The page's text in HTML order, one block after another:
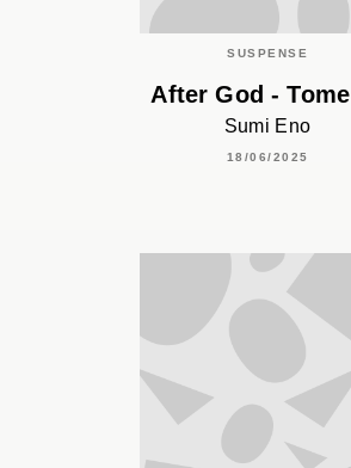
SUSPENSE
After God -
Sumi Eno
18/06/2025